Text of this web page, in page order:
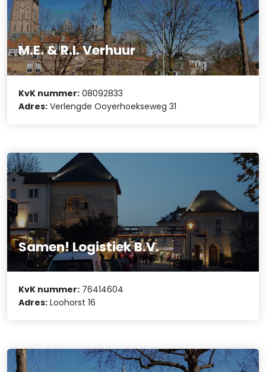
M.E. & R.I. Verhuur
KvK nummer: 08092833
Adres: Verlengde Ooyerhoekseweg 31
Samen! Logistiek B.V.
KvK nummer: 76414604
Adres: Loohorst 16